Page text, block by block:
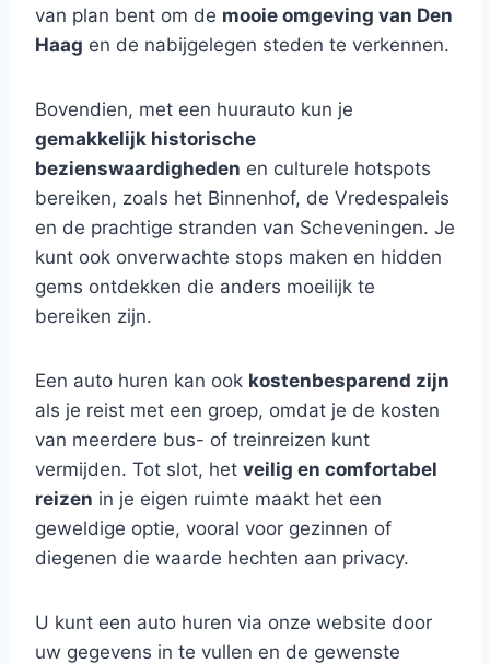
van plan bent om de mooie omgeving van Den
Haag en de nabijgelegen steden te verkennen.
Bovendien, met een huurauto kun je
gemakkelijk historische
bezienswaardigheden en culturele hotspots
bereiken, zoals het Binnenhof, de Vredespaleis
en de prachtige stranden van Scheveningen. Je
kunt ook onverwachte stops maken en hidden
gems ontdekken die anders moeilijk te
bereiken zijn.
Een auto huren kan ook kostenbesparend zijn
als je reist met een groep, omdat je de kosten
van meerdere bus- of treinreizen kunt
vermijden. Tot slot, het veilig en comfortabel
reizen in je eigen ruimte maakt het een
geweldige optie, vooral voor gezinnen of
diegenen die waarde hechten aan privacy.
U kunt een auto huren via onze website door
uw gegevens in te vullen en de gewenste